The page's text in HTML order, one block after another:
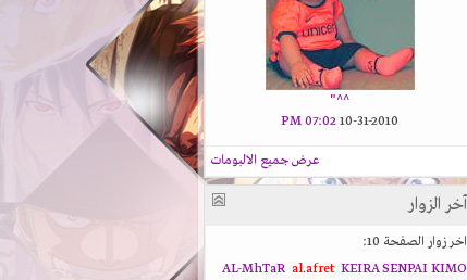
^^"
10-31-2010
07:02 PM
عرض جميع الالبومات
آخر الزوار
اخر زوار الصفحة 10:
AL-MhTaR al.afret KEIRA SENPAIKIMO